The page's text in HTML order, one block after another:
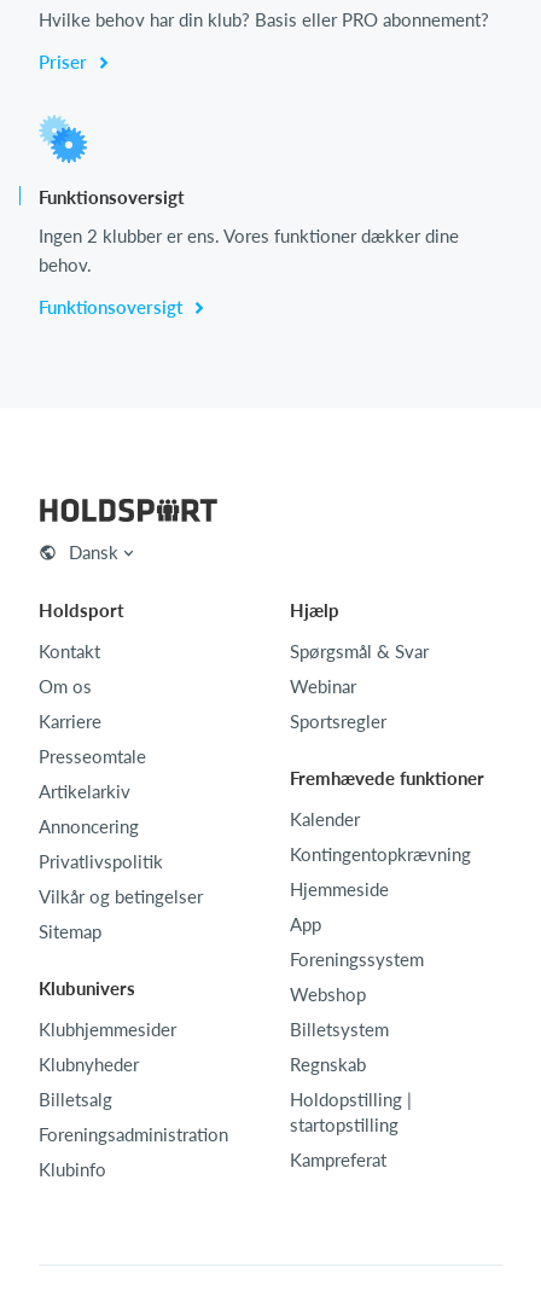
Hvilke behov har din klub? Basis eller PRO abonnement?
Priser
Funktionsoversigt
Ingen 2 klubber er ens. Vores funktioner dækker dine
behov.
Funktionsoversigt
Dansk
Holdsport
Kontakt
Om os
Karriere
Presseomtale
Artikelarkiv
Annoncering
Privatlivspolitik
Vilkår og betingelser
Sitemap
Klubunivers
Klubhjemmesider
Klubnyheder
Billetsalg
Foreningsadministration
Klubinfo
Hjælp
Spørgsmål & Svar
Webinar
Sportsregler
Fremhævede funktioner
Kalender
Kontingentopkrævning
Hjemmeside
App
Foreningssystem
Webshop
Billetsystem
Regnskab
Holdopstilling |
startopstilling
Kampreferat